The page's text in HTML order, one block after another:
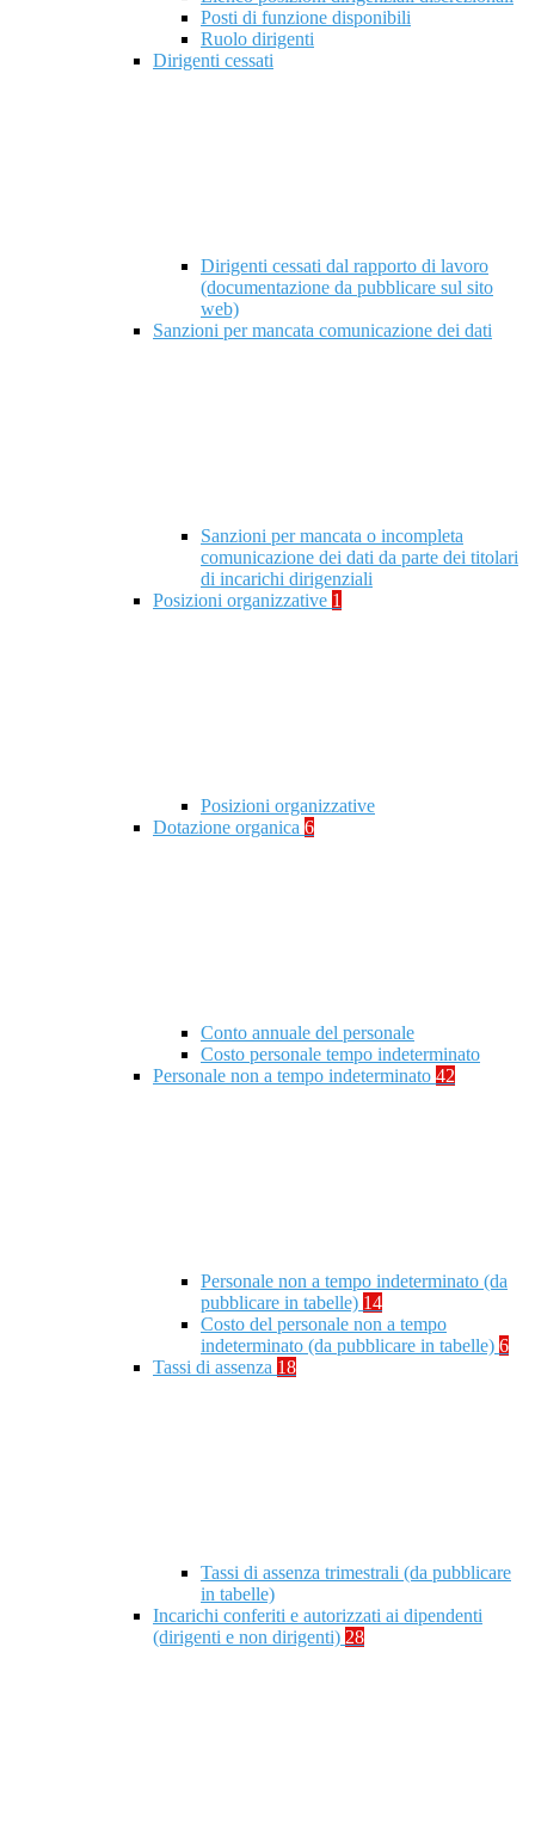
Posti di funzione disponibili
Ruolo dirigenti
Dirigenti cessati
Dirigenti cessati dal rapporto di lavoro
(documentazione da pubblicare sul sito
web)
Sanzioni per mancata comunicazione dei dati
Sanzioni per mancata o incompleta
comunicazione dei dati da parte dei titolari
di incarichi dirigenziali
Posizioni organizzative 1
Posizioni organizzative
Dotazione organica 6
Conto annuale del personale
Costo personale tempo indeterminato
Personale non a tempo indeterminato 42
Personale non a tempo indeterminato (da
pubblicare in tabelle) 14
Costo del personale non a tempo
indeterminato (da pubblicare in tabelle) 6
Tassi di assenza 18
Tassi di assenza trimestrali (da pubblicare
in tabelle)
Incarichi conferiti e autorizzati ai dipendenti
(dirigenti e non dirigenti) 28